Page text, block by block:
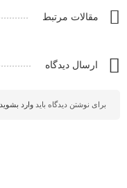
مقالات مرتبط
ارسال دیدگاه
برای نوشتن دیدگاه باید وارد بشوید